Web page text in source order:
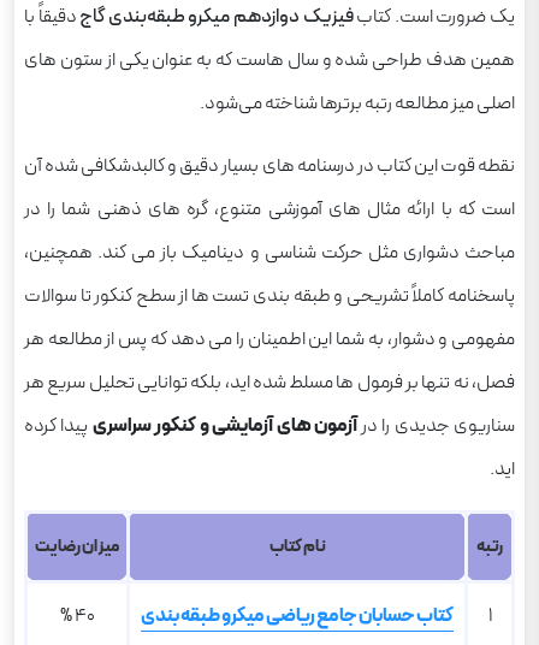
یک ضرورت است. کتابفیزیک دوازدهم میکرو طبقه‌بندی گاجدقیقاً با
همین هدف طراحی شده و سال هاست که به عنوان یکی از ستون های
اصلی میز مطالعه رتبه برترها شناخته می‌شود.
نقطه قوت این کتاب در درسنامه های بسیار دقیق و کالبدشکافی شده آن
است که با ارائه مثال های آموزشی متنوع، گره های ذهنی شما را در
مباحث دشواری مثل حرکت شناسی و دینامیک باز می کند. همچنین،
پاسخنامه کاملاً تشریحی و طبقه بندی تست ها از سطح کنکور تا سوالات
مفهومی و دشوار، به شما این اطمینان را می دهد که پس از مطالعه هر
فصل، نه تنها بر فرمول ها مسلط شده اید، بلکه توانایی تحلیل سریع هر
سناریوی جدیدی را درآزمون های آزمایشی و کنکور سراسری پیدا کرده
اید.
رتبه نام کتاب میزان رضایت
1 کتاب حسابان جامع ریاضی میکرو طبقه بندی 40 %